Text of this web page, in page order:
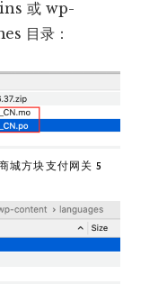
或 wp-
目录：
城方块支付网关 5